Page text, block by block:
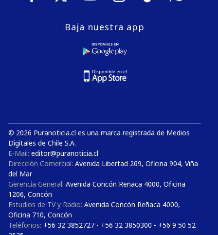
Baja nuestra app
© 2026 Puranoticia.cl es una marca registrada de Medios
Digitales de Chile S.A.
E-Mail: editor@puranoticia.cl
Dirección Comercial: Avenida Libertad 269, Oficina 904, Viña
del Mar
Gerencia General: Avenida Concón Reñaca 4000, Oficina
1206, Concón
Estudios de TV y Radio: Avenida Concón Reñaca 4000,
Oficina 710, Concón
Teléfonos: +56 32 3852727 - +56 32 3850300 - +56 9 50 52